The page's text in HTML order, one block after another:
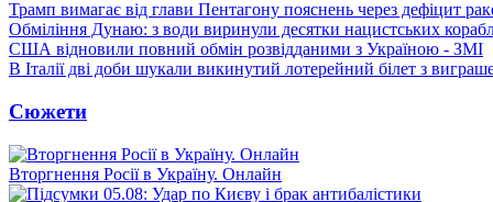
Трамп вимагає від глави Пентагону пояснень через дефіцит
Обміління Дунаю: з води виринули десятки нацистських
США відновили повний обмін розвідданими з Україною - ЗМІ
В Італії дві доби шукали викинутий лотерейний білет з
Сюжети
Вторгнення Росії в Україну. Онлайн